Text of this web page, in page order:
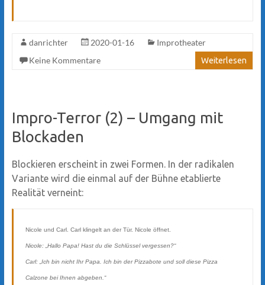
danrichter 2020-01-16
Improtheater
Keine Kommentare
Weiterlesen
Impro-Terror (2) – Umgang mit
Blockaden
Blockieren erscheint in zwei Formen. In der radikalen
Variante wird die einmal auf der Bühne etablierte
Realität verneint:
Nicole und Carl. Carl klingelt an der Tür. Nicole öffnet.
Nicole: „Hallo Papa! Hast du die Schlüssel vergessen?“
Carl: „Ich bin nicht Ihr Papa. Ich bin der Pizzabote und soll diese Pizza
Calzone bei Ihnen abgeben.“